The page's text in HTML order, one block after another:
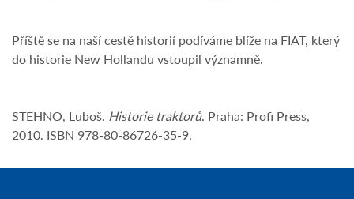
Příště se na naší cestě historií podíváme blíže na FIAT, který
do historie New Hollandu vstoupil významně.
STEHNO, Luboš. Historie traktorů. Praha: Profi Press,
2010. ISBN 978-80-86726-35-9.